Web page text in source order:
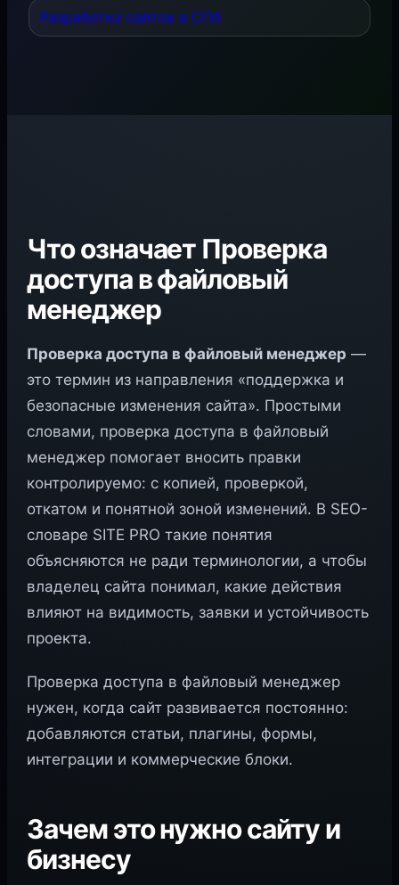
Разработка сайтов в СПб
Что означает Проверка
доступа в файловый
менеджер
Проверка доступа в файловый менеджер —
это термин из направления «поддержка и
безопасные изменения сайта». Простыми
словами, проверка доступа в файловый
менеджер помогает вносить правки
контролируемо: с копией, проверкой,
откатом и понятной зоной изменений. В SEO-
словаре SITE PRO такие понятия
объясняются не ради терминологии, а чтобы
владелец сайта понимал, какие действия
влияют на видимость, заявки и устойчивость
проекта.
Проверка доступа в файловый менеджер
нужен, когда сайт развивается постоянно:
добавляются статьи, плагины, формы,
интеграции и коммерческие блоки.
Зачем это нужно сайту и
бизнесу